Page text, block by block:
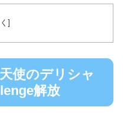
使のデリシャ
解放